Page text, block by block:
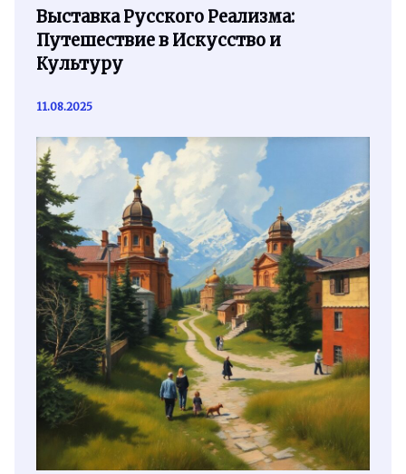
Выставка Русского Реализма:
Путешествие в Искусство и
Культуру
11.08.2025